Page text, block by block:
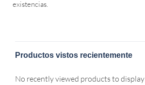
existencias.
Productos vistos recientemente
No recently viewed products to display